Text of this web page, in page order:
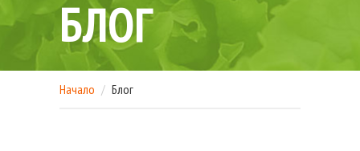
БЛОГ
Начало Блог